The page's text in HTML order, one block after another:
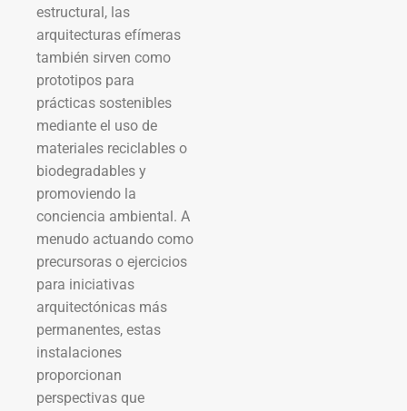
estructural, las
arquitecturas efímeras
también sirven como
prototipos para
prácticas sostenibles
mediante el uso de
materiales reciclables o
biodegradables y
promoviendo la
conciencia ambiental. A
menudo actuando como
precursoras o ejercicios
para iniciativas
arquitectónicas más
permanentes, estas
instalaciones
proporcionan
perspectivas que